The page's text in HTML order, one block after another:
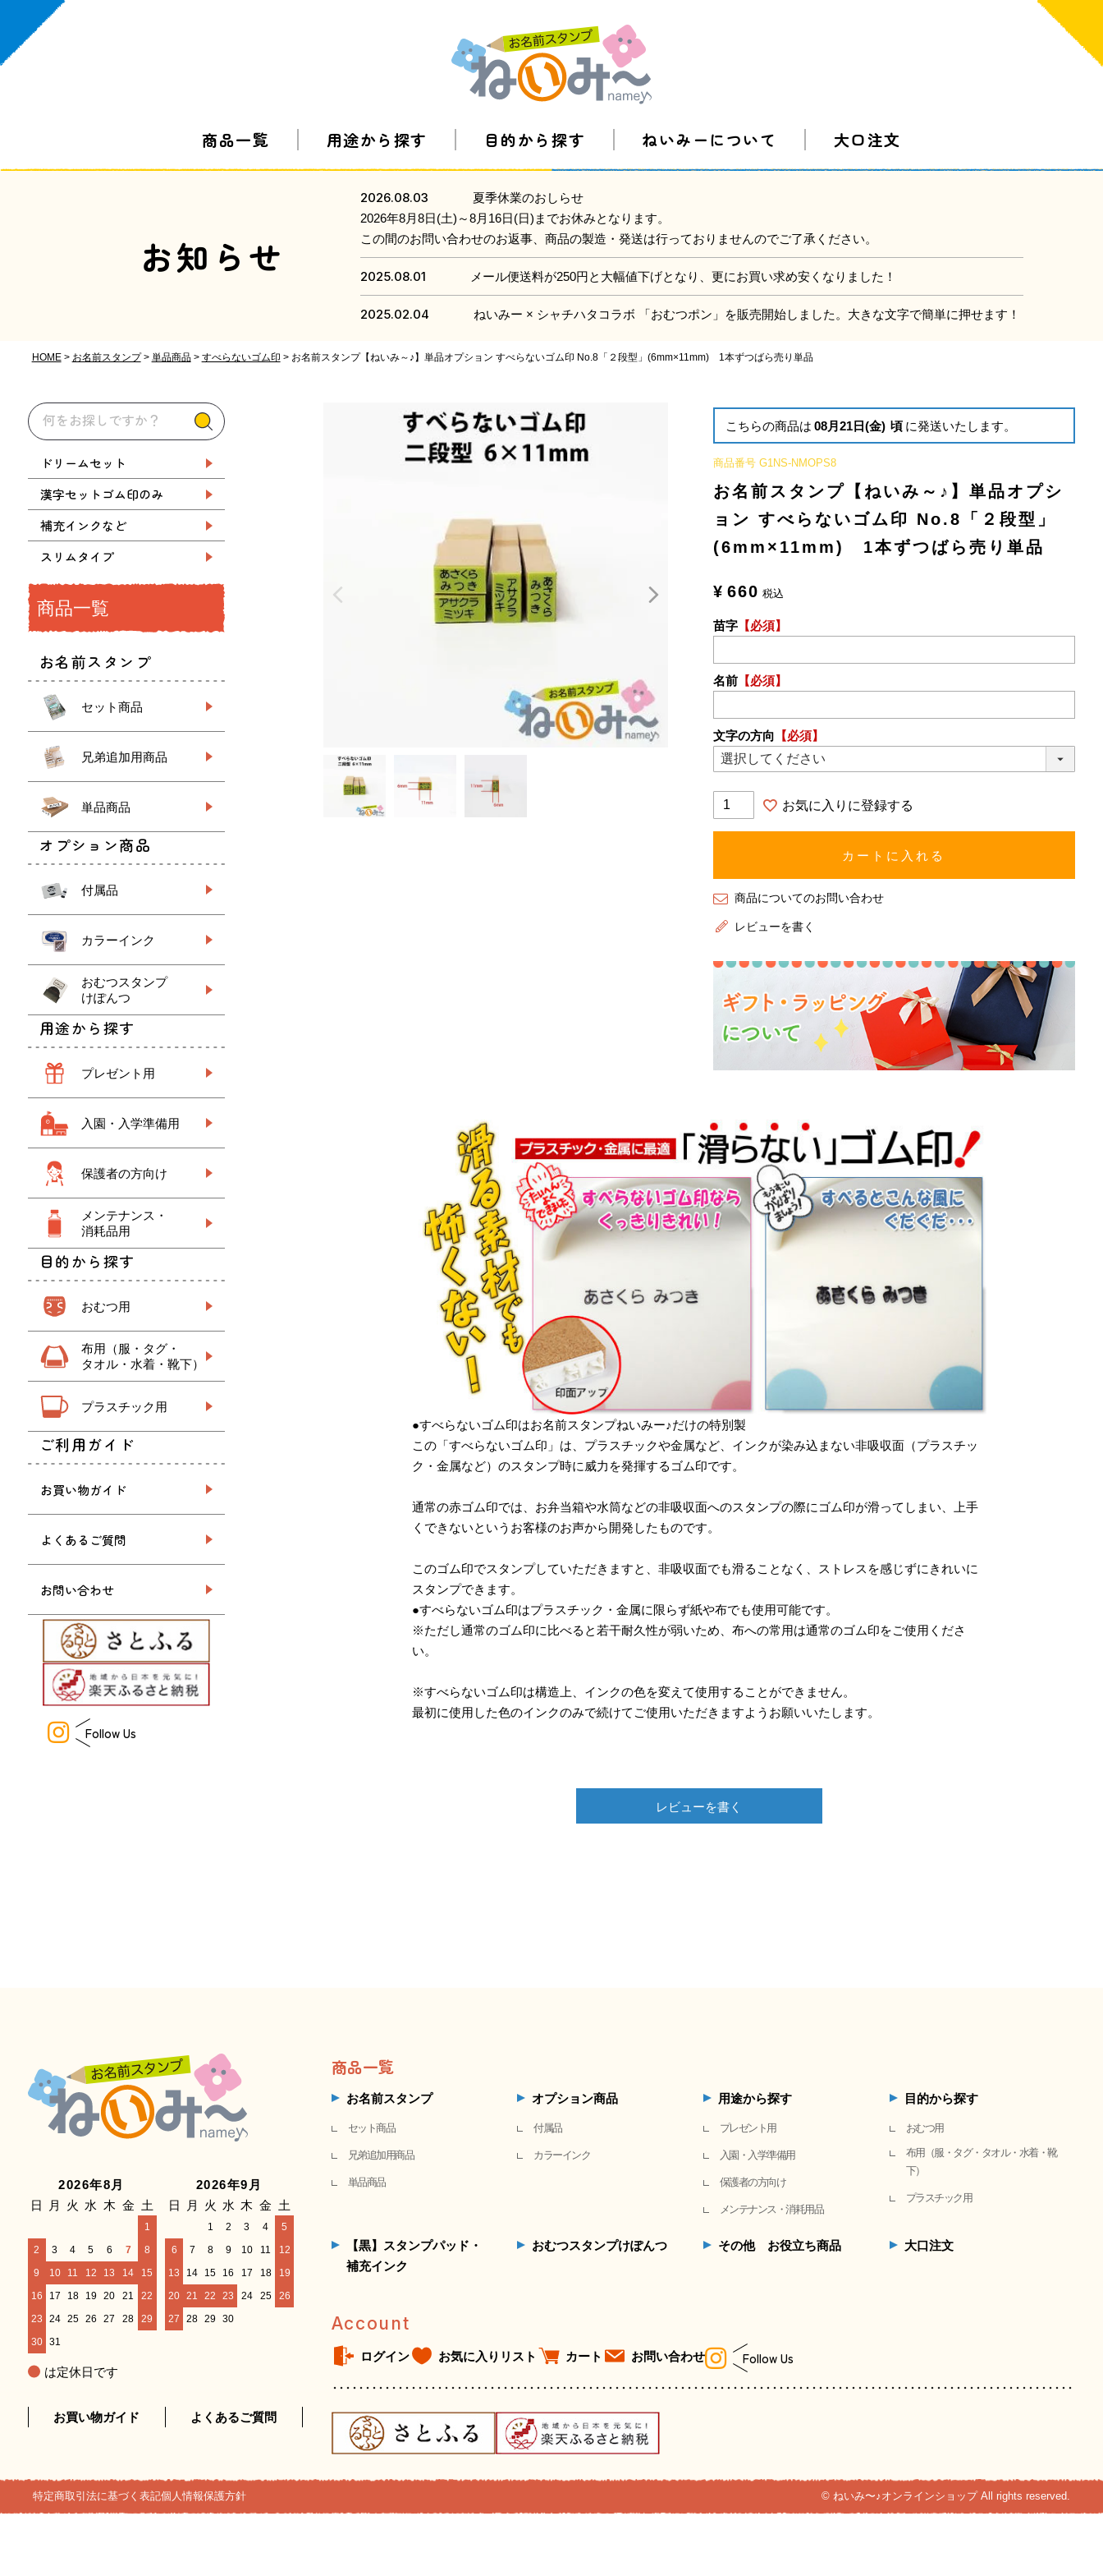
商品一覧 用途から探す 目的から探す ねいみーについて 大口注文
お知らせ
2026.08.03
夏季休業のおしらせ
2026年8月8日(土)～8月16日(日)までお休みとなります。
この間のお問い合わせのお返事、商品の製造・発送は行っておりませんのでご了承ください。
2025.08.01 メール便送料が250円と大幅値下げとなり、更にお買い求め安くなりました！
2025.02.04 ねいみー × シャチハタコラボ 「おむつポン」を販売開始しました。大きな文字で簡単に押せます！
HOME お名前スタンプ 単品商品 すべらないゴム印 お名前スタンプ【ねいみ～♪】単品オプション すべらないゴム印 No.8「２段型」(6mm×11mm) 1本ずつばら売り単品
ドリームセット
漢字セットゴム印のみ
補充インクなど
スリムタイプ
商品一覧
お名前スタンプ
セット商品
兄弟追加用商品
単品商品
オプション商品
付属品
カラーインク
おむつスタンプ
けぽんつ
用途から探す
プレゼント用
入園・入学準備用
保護者の方向け
メンテナンス・
消耗品用
目的から探す
おむつ用
布用（服・タグ・
タオル・水着・靴下）
プラスチック用
ご利用ガイド
お買い物ガイド
よくあるご質問
お問い合わせ
Follow Us
こちらの商品は 08月21日(金) 頃 に発送いたします。
商品番号 G1NS-NMOPS8
お名前スタンプ【ねいみ～♪】単品オプシ
ョン すべらないゴム印 No.8「２段型」
(6mm×11mm) 1本ずつばら売り単品
¥ 660 税込
苗字【必須】
名前【必須】
文字の方向 【必須】
お気に入りに登録する
カートに入れる
商品についてのお問い合わせ
レビューを書く
●すべらないゴム印はお名前スタンプねいみー♪だけの特別製
この「すべらないゴム印」は、プラスチックや金属など、インクが染み込まない非吸収面（プラスチッ
ク・金属など）のスタンプ時に威力を発揮するゴム印です。
通常の赤ゴム印では、お弁当箱や水筒などの非吸収面へのスタンプの際にゴム印が滑ってしまい、上手
くできないというお客様のお声から開発したものです。
このゴム印でスタンプしていただきますと、非吸収面でも滑ることなく、ストレスを感じずにきれいに
スタンプできます。
●すべらないゴム印はプラスチック・金属に限らず紙や布でも使用可能です。
※ただし通常のゴム印に比べると若干耐久性が弱いため、布への常用は通常のゴム印をご使用くださ
い。
※すべらないゴム印は構造上、インクの色を変えて使用することができません。
最初に使用した色のインクのみで続けてご使用いただきますようお願いいたします。
レビューを書く
2026年8月
日
月 火 水 木 金 土
1
2
3 4 5 6 7
8
9
10 11 12 13 14
15
16
17 18 19 20 21
22
23
24 25 26 27 28
29
30
31
2026年9月
日
月 火 水 木 金 土
1 2 3 4
5
6
7 8 9 10 11
12
13
14 15 16 17 18
19
20 21 22 23 24 25
26
27
28 29 30
は定休日です
お買い物ガイド よくあるご質問
商品一覧
お名前スタンプ
セット商品
兄弟追加用商品
単品商品
オプション商品
付属品
カラーインク
用途から探す
プレゼント用
入園・入学準備用
保護者の方向け
メンテナンス・消耗用品
目的から探す
おむつ用
布用（服・タグ・タオル・水着・靴
下）
プラスチック用
【黒】スタンプパッド・
補充インク
おむつスタンプけぽんつ その他 お役立ち商品 大口注文
Account
ログイン お気に入りリスト カート お問い合わせ Follow Us
特定商取引法に基づく表記個人情報保護方針 © ねいみ〜♪オンラインショップ All rights reserved.